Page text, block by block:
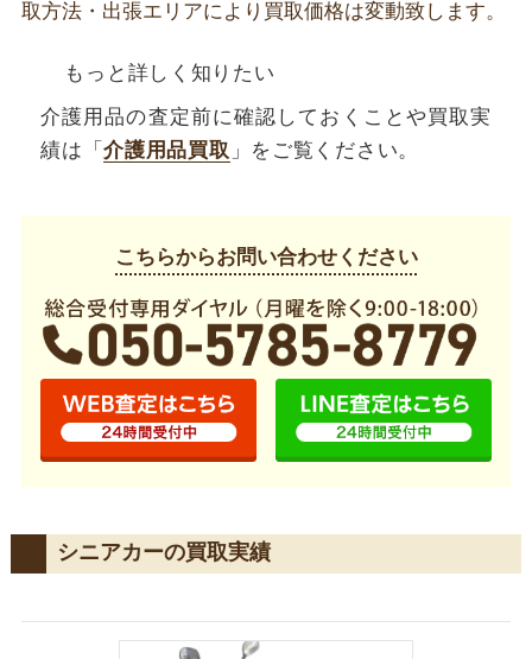
取方法・出張エリアにより買取価格は変動致します。
もっと詳しく知りたい
介護用品の査定前に確認しておくことや買取実
績は「介護用品買取 」をご覧ください。
こちらからお問い合わせください
シニアカーの買取実績